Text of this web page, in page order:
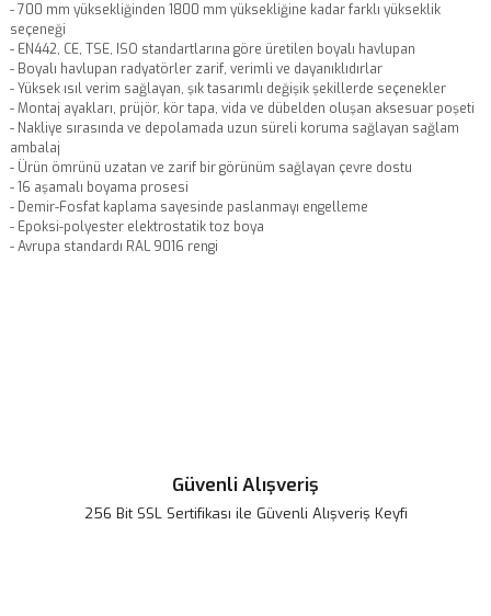
- 700 mm yüksekliğinden 1800 mm yüksekliğine kadar farklı yükseklik
seçeneği
- EN442, CE, TSE, ISO standartlarına göre üretilen boyalı havlupan
- Boyalı havlupan radyatörler zarif, verimli ve dayanıklıdırlar
- Yüksek ısıl verim sağlayan, şık tasarımlı değişik şekillerde seçenekler
- Montaj ayakları, prüjör, kör tapa, vida ve dübelden oluşan aksesuar poşeti
- Nakliye sırasında ve depolamada uzun süreli koruma sağlayan sağlam
ambalaj
- Ürün ömrünü uzatan ve zarif bir görünüm sağlayan çevre dostu
- 16 aşamalı boyama prosesi
- Demir-Fosfat kaplama sayesinde paslanmayı engelleme
- Epoksi-polyester elektrostatik toz boya
- Avrupa standardı RAL 9016 rengi
Ürün bilgilerinde hatalar bulunuyor.
Ürün fiyatı diğer sitelerden daha pahalı.
Güvenli Alışveriş
256 Bit SSL Sertifikası ile Güvenli Alışveriş Keyfi